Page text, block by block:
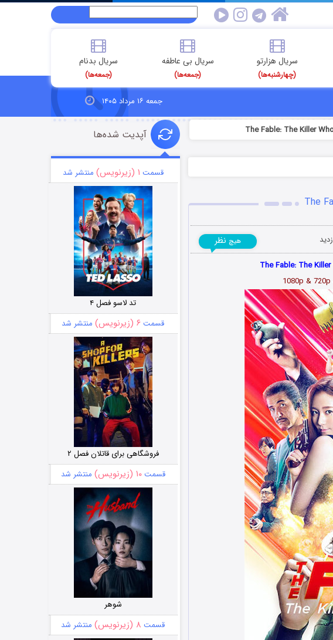
سریال هزارتو
(چهارشنبه‌ها)
سریال بی عاطفه
(جمعه‌ها)
سریال بدنام
(جمعه‌ها)
جمعه ۱۶ مرداد ۱۴۰۵
هیچ نظر
آپدیت شده‌ها
قسمت ۱ (زیرنویس) منتشر شد
تد لاسو فصل ۴
قسمت ۶ (زیرنویس) منتشر شد
فروشگاهی برای قاتلان فصل ۲
قسمت۱۰ (زیرنویس) منتشر شد
شوهر
قسمت ۸ (زیرنویس) منتشر شد